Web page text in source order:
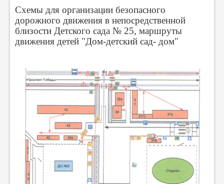
Схемы для организации безопасного
дорожного движения в непосредственной
близости Детского сада № 25, маршруты
движения детей "Дом-детский сад- дом"